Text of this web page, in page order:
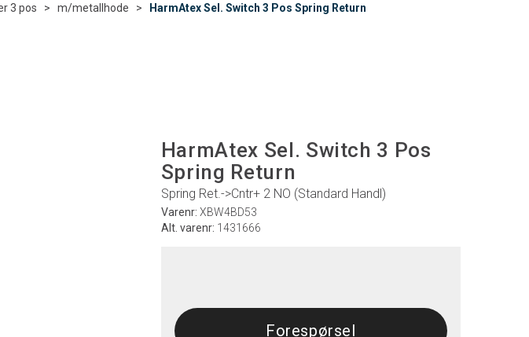
3 pos > m/metallhode > HarmAtex Sel. Switch 3 Pos Spring Return
HarmAtex Sel. Switch 3 Pos
Spring Return
Spring Ret.->Cntr+ 2 NO (Standard Handl)
Varenr: XBW4BD53
Alt. varenr: 1431666
Forespørsel